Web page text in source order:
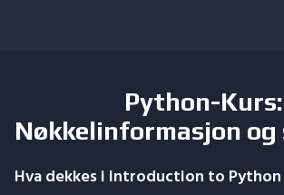
Python-Kurs:
Nøkkelinformasjon og
Hva dekkes i Introduction to Python